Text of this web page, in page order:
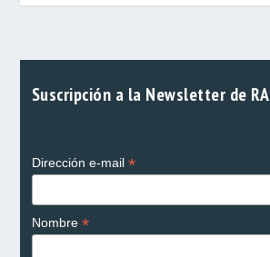
Suscripción a la Newsletter de
Dirección e-mail *
Nombre *